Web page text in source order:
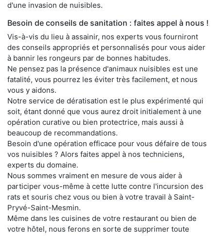
d'une invasion de nuisibles.
Besoin de conseils de sanitation : faites appel à nous !
Vis-à-vis du lieu à assainir, nos experts vous fourniront
des conseils appropriés et personnalisés pour vous aider
à bannir les rongeurs par de bonnes habitudes.
Ne pensez pas la présence d'animaux nuisibles est une
fatalité, vous pourrez les éviter très facilement, et nous
vous y aidons.
Notre service de dératisation est le plus expérimenté qui
soit, étant donné que vous aurez droit initialement à une
opération curative ou bien protectrice, mais aussi à
beaucoup de recommandations.
Besoin d'une opération efficace pour vous défaire de tous
vos nuisibles ? Alors faites appel à nos techniciens,
experts du domaine.
Nous sommes vraiment en mesure de vous aider à
participer vous-même à cette lutte contre l'incursion des
rats et souris chez vous ou bien à votre travail à Saint-
Pryvé-Saint-Mesmin.
Même dans les cuisines de votre restaurant ou bien de
votre hôtel, nous ferons en sorte de supprimer toute